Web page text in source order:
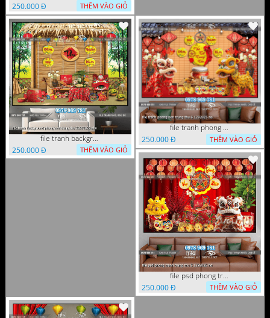
250.000 Đ
THÊM VÀO GIỎ
file tranh background phong nen trung thu 20092025 phu
250.000 Đ
THÊM VÀO GIỎ
file tranh phong nen trung thu 6 1292025 ho
250.000 Đ
THÊM VÀO GIỎ
file psd phong tranh trung thu 5 1292025 ho
250.000 Đ
THÊM VÀO GIỎ